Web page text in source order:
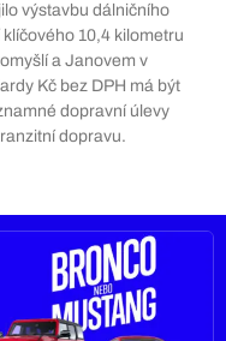
výstavbu dálničního
10,4 kilometru
a Janovem v
Kč bez DPH má být
dopravní úlevy
dopravu.